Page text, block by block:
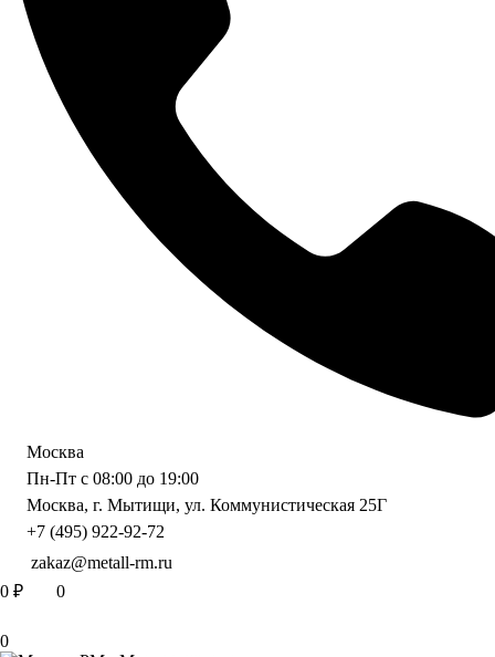
Москва
Пн-Пт с 08:00 до 19:00
Москва, г. Мытищи, ул. Коммунистическая 25Г
+7 (495) 922-92-72
zakaz@metall-rm.ru
0 ₽ 0
0